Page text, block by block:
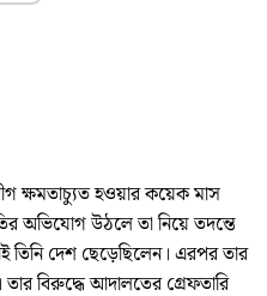
ক্ষমতাচ্যুত হওয়ার কয়েক মাস
অভিযোগ উঠলে তা নিয়ে তদন্তে
তিনি দেশ ছেড়েছিলেন। এরপর তার
বিরুদ্ধে আদালতের গ্রেফতারি